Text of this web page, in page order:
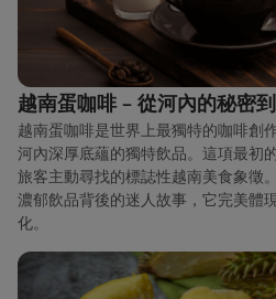
越南蛋咖啡 – 從河內的秘密
越南蛋咖啡是世界上最獨特的咖啡創
河內深厚底蘊的獨特飲品。這項最初
旅客主動尋找的標誌性越南美食象徵
濃郁飲品背後的迷人故事，它完美體
化。